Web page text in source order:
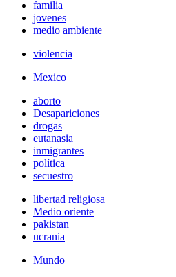
familia
jovenes
medio ambiente
violencia
Mexico
aborto
Desapariciones
drogas
eutanasia
inmigrantes
política
secuestro
libertad religiosa
Medio oriente
pakistan
ucrania
Mundo